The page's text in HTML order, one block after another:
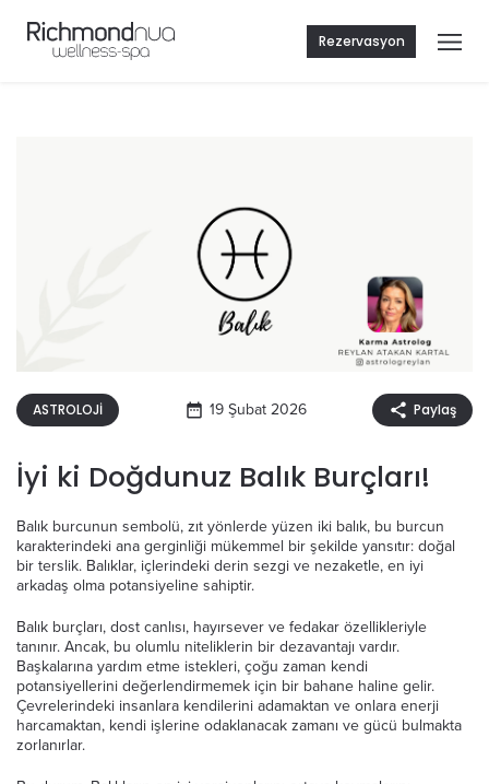
Rezervasyon
ASTROLOJİ 19 Şubat 2026 Paylaş
İyi ki Doğdunuz Balık Burçları!
Balık burcunun sembolü, zıt yönlerde yüzen iki balık, bu burcun
karakterindeki ana gerginliği mükemmel bir şekilde yansıtır: doğal
bir terslik. Balıklar, içlerindeki derin sezgi ve nezaketle, en iyi
arkadaş olma potansiyeline sahiptir.
Balık burçları, dost canlısı, hayırsever ve fedakar özellikleriyle
tanınır. Ancak, bu olumlu niteliklerin bir dezavantajı vardır.
Başkalarına yardım etme istekleri, çoğu zaman kendi
potansiyellerini değerlendirmemek için bir bahane haline gelir.
Çevrelerindeki insanlara kendilerini adamaktan ve onlara enerji
harcamaktan, kendi işlerine odaklanacak zamanı ve gücü bulmakta
zorlanırlar.